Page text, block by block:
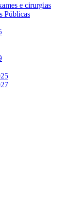
e cirurgias
Públicas